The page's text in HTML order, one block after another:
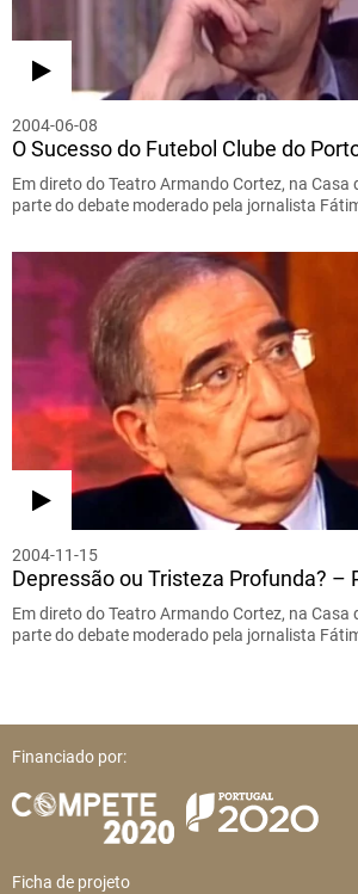
2004-06-08
O Sucesso do Futebol Clube do
Em direto do Teatro Armando Cortez, na Casa
parte do debate moderado pela jornalista
2004-11-15
Depressão ou Tristeza Profunda? –
Em direto do Teatro Armando Cortez, na Casa
parte do debate moderado pela jornalista
Financiado por:
Ficha de projeto